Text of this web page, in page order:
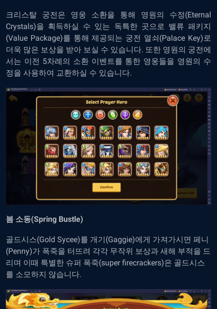
크리스탈 궁전은 영웅 소환을 통해 영원의 수정(Eternal
Crystals)을 획득하실 수 있는 독특한 곳으로 밸류 패키지
(Value Package)를 통해 제공되는 궁전 열쇠(Palace Key)로
더욱 많은 보상을 받아 보실 수 있습니다. 또한 영원의 궁전에
서는 이전 5차례의 소환 이벤트를 통한 영웅들을 영원의 수
정을 사용하여 교환하실 수 있습니다.
봄 소동(Spring Bustle)
골드시스(Gold Sycee)를 개기(Gaggie)에게 가져가시면 페니
(Penny)가 폭죽을 터뜨려 각각 무작위 보상과 새해 부적을 드
리며 이때 특별한 슈퍼 폭죽(super firecrackers)은 골드시스
를 소모하지 않습니다.